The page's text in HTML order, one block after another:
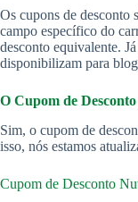
Os cupons de desconto
campo específico do
desconto equivalente.
disponibilizam para
O Cupom de
Sim, o cupom de
isso, nós estamos
Cupom de Desconto